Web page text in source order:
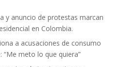
y anuncio de protestas marcan
en Colombia.
a acusaciones de consumo
“Me meto lo que quiera”